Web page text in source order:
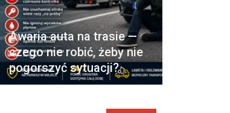
Awaria auta na trasie —
czego nie robić, żeby nie
pogorszyć sytuacji?